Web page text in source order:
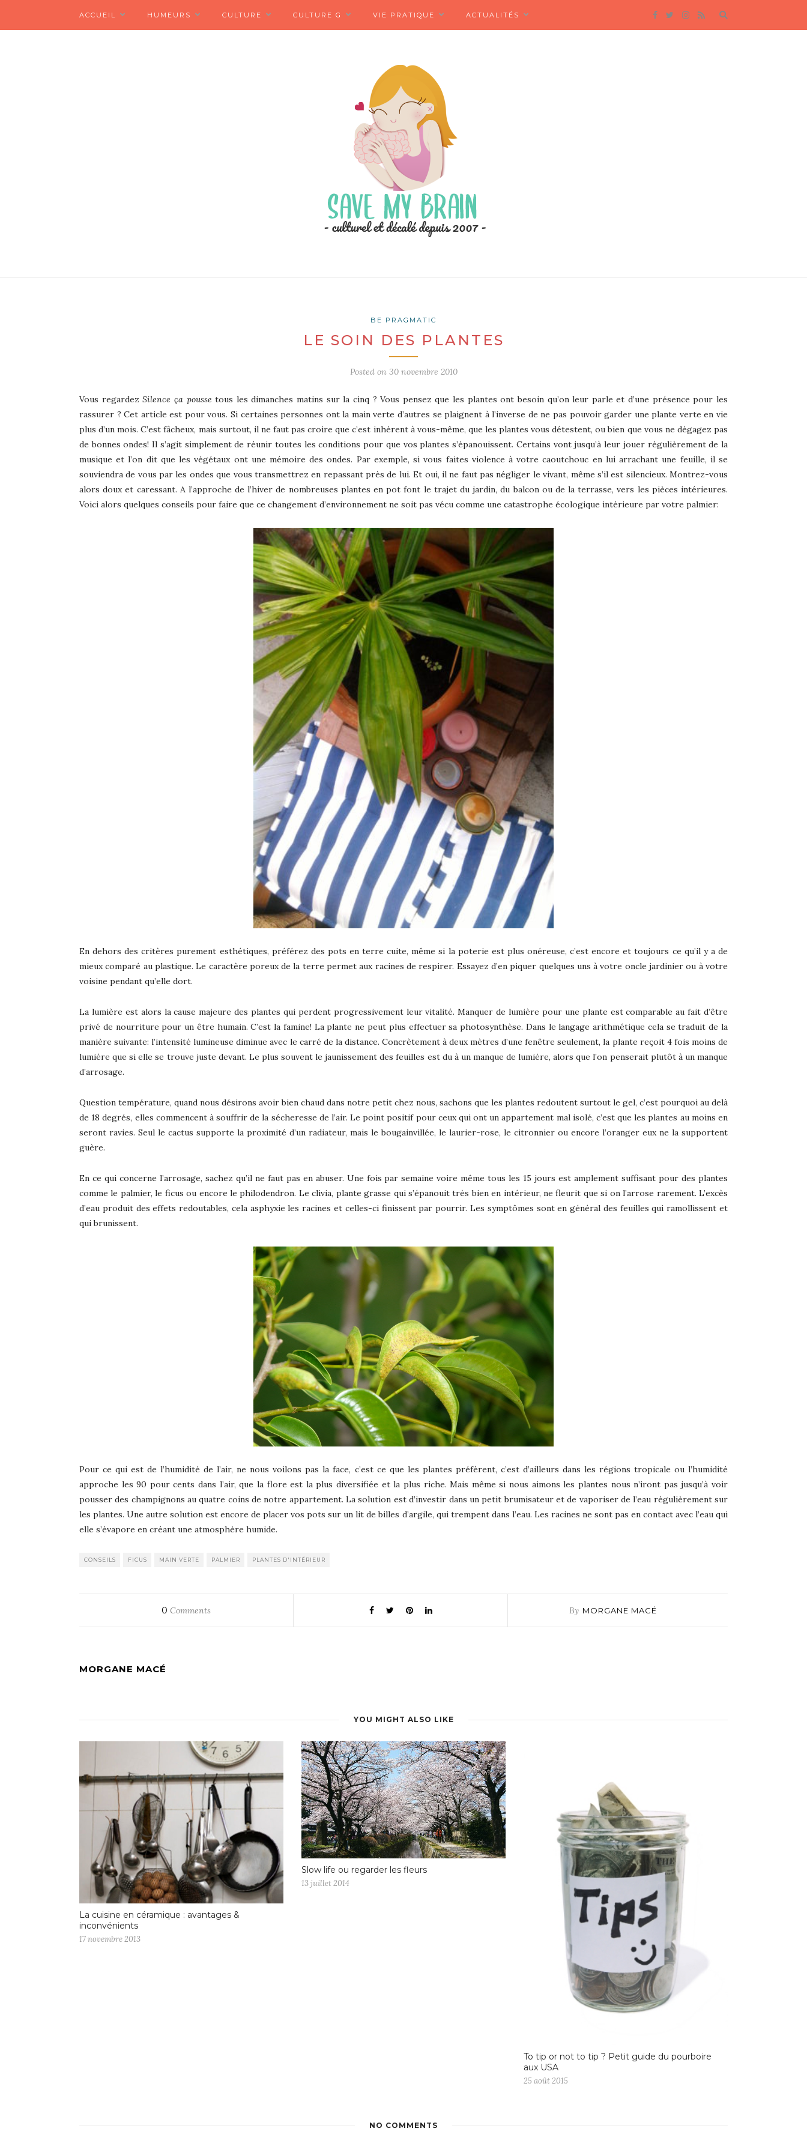
ACCUEIL HUMEURS CULTURE CULTURE G VIE PRATIQUE ACTUALITÉS
BE PRAGMATIC
LE SOIN DES PLANTES
Posted on 30 novembre 2010
Vous regardezSilence ça pousse tous les dimanches matins sur la cinq ? Vous pensez que les plantes ont besoin qu’on leur parle et d’une présence pour les
rassurer ? Cet article est pour vous. Si certaines personnes ont la main verte d’autres se plaignent à l’inverse de ne pas pouvoir garder une plante verte en vie
plus d’un mois. C’est fâcheux, mais surtout, il ne faut pas croire que c’est inhérent à vous-même, que les plantes vous détestent, ou bien que vous ne dégagez pas
de bonnes ondes! Il s’agit simplement de réunir toutes les conditions pour que vos plantes s’épanouissent. Certains vont jusqu’à leur jouer régulièrement de la
musique et l’on dit que les végétaux ont une mémoire des ondes. Par exemple, si vous faites violence à votre caoutchouc en lui arrachant une feuille, il se
souviendra de vous par les ondes que vous transmettrez en repassant près de lui. Et oui, il ne faut pas négliger le vivant, même s’il est silencieux. Montrez-vous
alors doux et caressant. A l’approche de l’hiver de nombreuses plantes en pot font le trajet du jardin, du balcon ou de la terrasse, vers les pièces intérieures.
Voici alors quelques conseils pour faire que ce changement d’environnement ne soit pas vécu comme une catastrophe écologique intérieure par votre palmier:
En dehors des critères purement esthétiques, préférez des pots en terre cuite, même si la poterie est plus onéreuse, c’est encore et toujours ce qu’il y a de
mieux comparé au plastique. Le caractère poreux de la terre permet aux racines de respirer. Essayez d’en piquer quelques uns à votre oncle jardinier ou à votre
voisine pendant qu’elle dort.
La lumière est alors la cause majeure des plantes qui perdent progressivement leur vitalité. Manquer de lumière pour une plante est comparable au fait d’être
privé de nourriture pour un être humain. C’est la famine! La plante ne peut plus effectuer sa photosynthèse. Dans le langage arithmétique cela se traduit de la
manière suivante: l’intensité lumineuse diminue avec le carré de la distance. Concrètement à deux mètres d’une fenêtre seulement, la plante reçoit 4 fois moins de
lumière que si elle se trouve juste devant. Le plus souvent le jaunissement des feuilles est du à un manque de lumière, alors que l’on penserait plutôt à un manque
d’arrosage.
Question température, quand nous désirons avoir bien chaud dans notre petit chez nous, sachons que les plantes redoutent surtout le gel, c’est pourquoi au delà
de 18 degrés, elles commencent à souffrir de la sécheresse de l’air. Le point positif pour ceux qui ont un appartement mal isolé, c’est que les plantes au moins en
seront ravies. Seul le cactus supporte la proximité d’un radiateur, mais le bougainvillée, le laurier-rose, le citronnier ou encore l’oranger eux ne la supportent
guère.
En ce qui concerne l’arrosage, sachez qu’il ne faut pas en abuser. Une fois par semaine voire même tous les 15 jours est amplement suffisant pour des plantes
comme le palmier, le ficus ou encore le philodendron. Le clivia, plante grasse qui s’épanouit très bien en intérieur, ne fleurit que si on l’arrose rarement. L’excès
d’eau produit des effets redoutables, cela asphyxie les racines et celles-ci finissent par pourrir. Les symptômes sont en général des feuilles qui ramollissent et
qui brunissent.
Pour ce qui est de l’humidité de l’air, ne nous voilons pas la face, c’est ce que les plantes préfèrent, c’est d’ailleurs dans les régions tropicale ou l’humidité
approche les 90 pour cents dans l’air, que la flore est la plus diversifiée et la plus riche. Mais même si nous aimons les plantes nous n’iront pas jusqu’à voir
pousser des champignons au quatre coins de notre appartement. La solution est d’investir dans un petit brumisateur et de vaporiser de l’eau régulièrement sur
les plantes. Une autre solution est encore de placer vos pots sur un lit de billes d’argile, qui trempent dans l’eau. Les racines ne sont pas en contact avec l’eau qui
elle s’évapore en créant une atmosphère humide.
CONSEILS FICUS MAIN VERTE PALMIER PLANTES D'INTÉRIEUR
0 Comments By MORGANE MACÉ
MORGANE MACÉ
YOU MIGHT ALSO LIKE
La cuisine en céramique : avantages &
inconvénients
17 novembre 2013
Slow life ou regarder les fleurs
13 juillet 2014
To tip or not to tip ? Petit guide du pourboire
aux USA
25 août 2015
NO COMMENTS